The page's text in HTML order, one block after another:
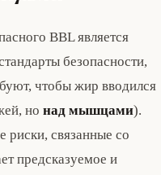
BBL является
безопасности,
чтобы жир вводился
но над мышцами).
риски, связанные со
предсказуемое и